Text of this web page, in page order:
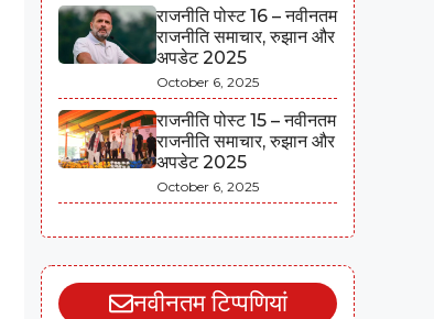
राजनीति पोस्ट 16 – नवीनतम
राजनीति समाचार, रुझान और
अपडेट 2025
October 6, 2025
राजनीति पोस्ट 15 – नवीनतम
राजनीति समाचार, रुझान और
अपडेट 2025
October 6, 2025
नवीनतम टिप्पणियां